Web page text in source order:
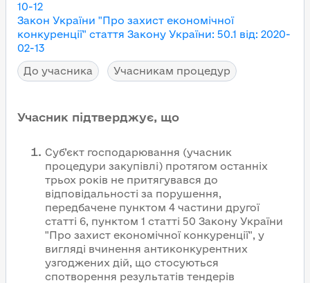
10-12
Закон України "Про захист економічної
конкуренції" стаття Закону України: 50.1 від: 2020-
02-13
До учасника
Учасникам процедур
Учасник підтверджує, що
Суб’єкт господарювання (учасник
процедури закупівлі) протягом останніх
трьох років не притягувався до
відповідальності за порушення,
передбачене пунктом 4 частини другої
статті 6, пунктом 1 статті 50 Закону України
"Про захист економічної конкуренції", у
вигляді вчинення антиконкурентних
узгоджених дій, що стосуються
спотворення результатів тендерів